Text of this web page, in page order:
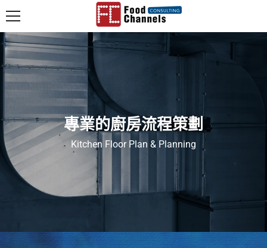
專業的廚房流程策劃
Kitchen Floor Plan & Planning